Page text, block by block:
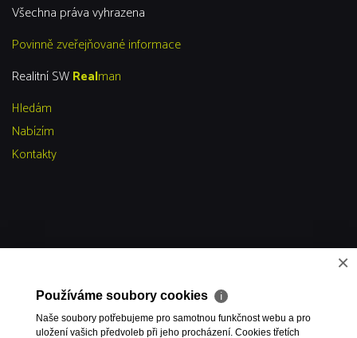
všechna práva vyhrazena
Povinně zveřejňované informace
Realitní SWRealman
Hledám
Nabízím
Kontakty
×
Používáme soubory cookies ℹ
Naše soubory potřebujeme pro samotnou funkčnost webu a pro
uložení vašich předvoleb při jeho procházení. Cookies třetích